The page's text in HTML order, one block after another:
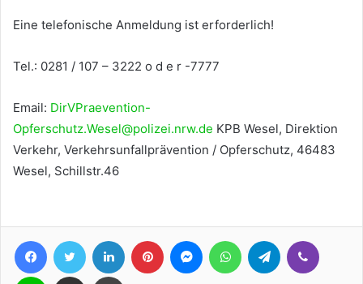
Eine telefonische Anmeldung ist erforderlich!
Tel.: 0281 / 107 – 3222 o d e r -7777
Email: DirVPraevention-
Opferschutz.Wesel@polizei.nrw.de KPB Wesel, Direktion
Verkehr, Verkehrsunfallprävention / Opferschutz, 46483
Wesel, Schillstr.46
FacebookTwitter LinkedIn Pinterest MessengerWhatsAppTelegram
Line Teile per E-Mail Drucken